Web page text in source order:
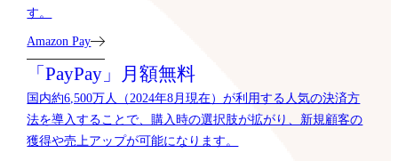
す。
Amazon Pay
「PayPay」月額無料
国内約6,500万人（2024年8月現在）が利用する人気の決済方
法を導入することで、購入時の選択肢が拡がり、新規顧客の
獲得や売上アップが可能になります。